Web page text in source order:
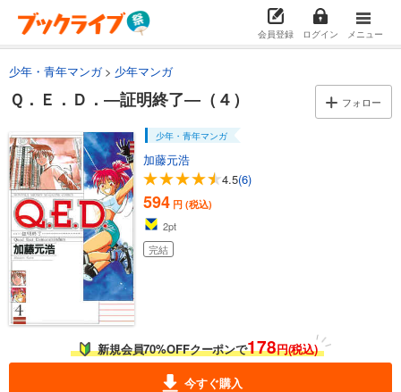
会員登録 ログイン メニュー
少年・青年マンガ 少年マンガ
Ｑ．Ｅ．Ｄ．―証明終了―（４） フォロー
少年・青年マンガ
加藤元浩
4.5(6)
594 円 (税込)
2pt
完結
新規会員70%OFFクーポンで178円(税込)
今すぐ購入